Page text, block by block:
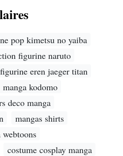
pop kimetsu no yaiba
figurine naruto
figurine eren jaeger titan
manga kodomo
deco manga
mangas shirts
webtoons
costume cosplay manga